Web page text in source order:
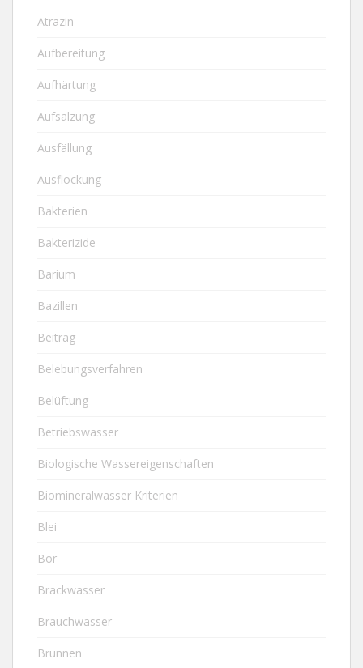
Atrazin
Aufbereitung
Aufhärtung
Aufsalzung
Ausfällung
Ausflockung
Bakterien
Bakterizide
Barium
Bazillen
Beitrag
Belebungsverfahren
Belüftung
Betriebswasser
Biologische Wassereigenschaften
Biomineralwasser Kriterien
Blei
Bor
Brackwasser
Brauchwasser
Brunnen